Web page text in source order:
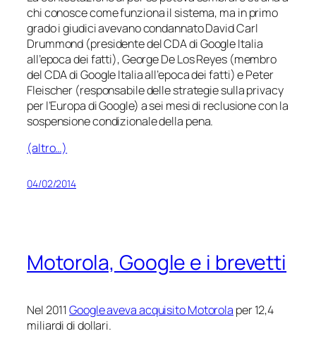
chi conosce come funziona il sistema, ma in primo
grado i giudici avevano condannato David Carl
Drummond (presidente del CDA di Google Italia
all’epoca dei fatti), George De Los Reyes (membro
del CDA di Google Italia all’epoca dei fatti) e Peter
Fleischer (responsabile delle strategie sulla privacy
per l’Europa di Google) a sei mesi di reclusione con la
sospensione condizionale della pena.
(altro…)
04/02/2014
Motorola, Google e i brevetti
Nel 2011Google aveva acquisito Motorola per 12,4
miliardi di dollari.